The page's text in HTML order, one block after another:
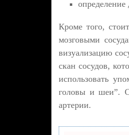
Кроме того,
мозговыми
визуализацию
скан сосудов,
использовать
головы и шеи”.
артерии.